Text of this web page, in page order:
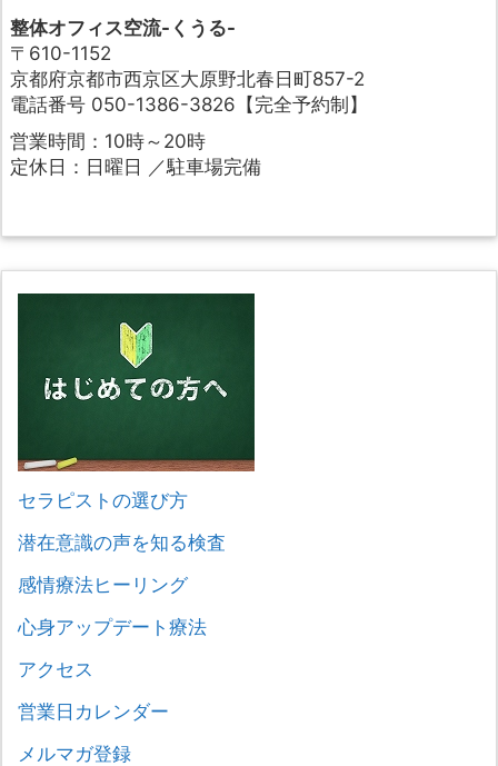
整体オフィス空流-くうる-
〒610-1152
京都府京都市西京区大原野北春日町857-2
電話番号 050-1386-3826【完全予約制】
営業時間：10時～20時
定休日：日曜日 ／駐車場完備
セラピストの選び方
潜在意識の声を知る検査
感情療法ヒーリング
心身アップデート療法
アクセス
営業日カレンダー
メルマガ登録